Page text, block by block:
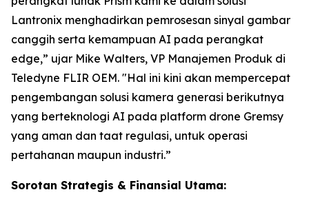
Lantronix menghadirkan pemrosesan sinyal gambar
canggih serta kemampuan AI pada perangkat
edge,” ujar Mike Walters, VP Manajemen Produk di
Teledyne FLIR OEM. "Hal ini kini akan mempercepat
pengembangan solusi kamera generasi berikutnya
yang berteknologi AI pada platform drone Gremsy
yang aman dan taat regulasi, untuk operasi
pertahanan maupun industri.”
Sorotan Strategis & Finansial Utama: